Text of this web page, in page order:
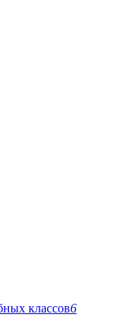
классов6